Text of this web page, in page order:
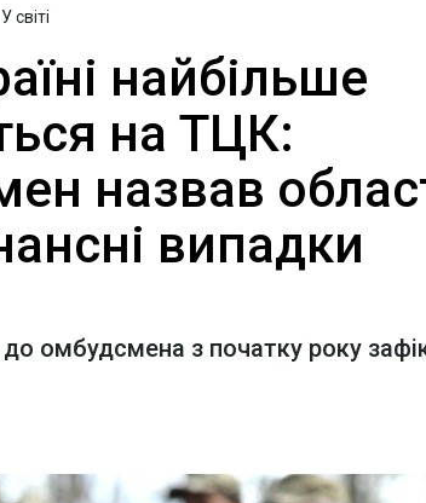
У світі
найбільше
на ТЦК:
назвав
випадки
омбудсмена з початку року